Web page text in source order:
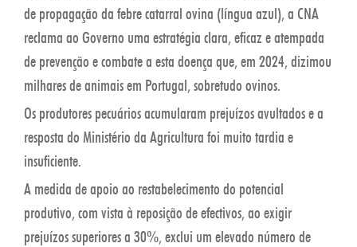
de propagação da febre catarral ovina (língua azul), a CNA
reclama ao Governo uma estratégia clara, eficaz e atempada
de prevenção e combate a esta doença que, em 2024, dizimou
milhares de animais em Portugal, sobretudo ovinos.
Os produtores pecuários acumularam prejuízos avultados e a
resposta do Ministério da Agricultura foi muito tardia e
insuficiente.
A medida de apoio ao restabelecimento do potencial
produtivo, com vista à reposição de efectivos, ao exigir
prejuízos superiores a 30%, exclui um elevado número de